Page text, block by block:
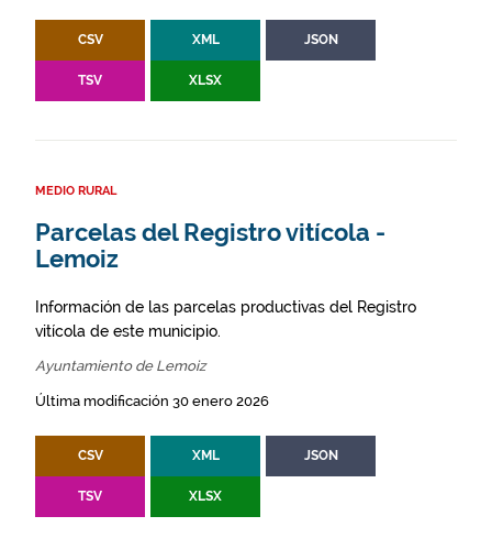
CSV XML JSON
TSV XLSX
MEDIO RURAL
Parcelas del Registro vitícola -
Lemoiz
Información de las parcelas productivas del Registro
vitícola de este municipio.
Ayuntamiento de Lemoiz
Última modificación 30 enero 2026
CSV XML JSON
TSV XLSX